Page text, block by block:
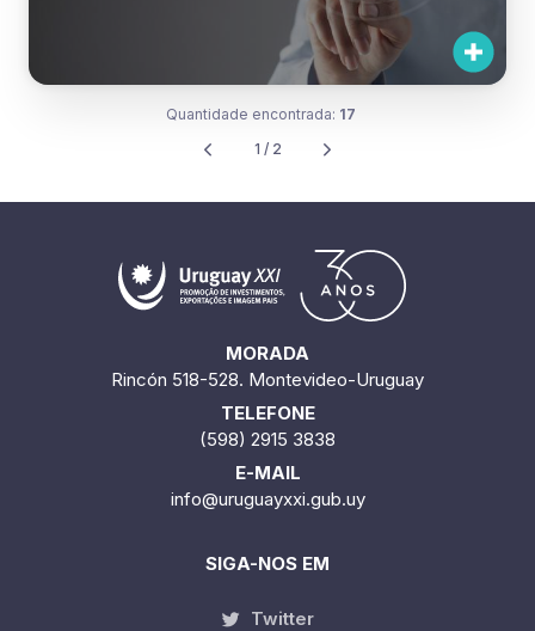
Quantidade encontrada: 17
1 / 2
MORADA
Rincón 518-528. Montevideo-Uruguay
TELEFONE
(598) 2915 3838
E-MAIL
info@uruguayxxi.gub.uy
SIGA-NOS EM
Twitter